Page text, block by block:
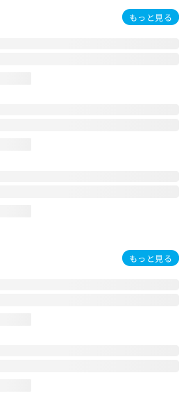
もっと見る
もっと見る